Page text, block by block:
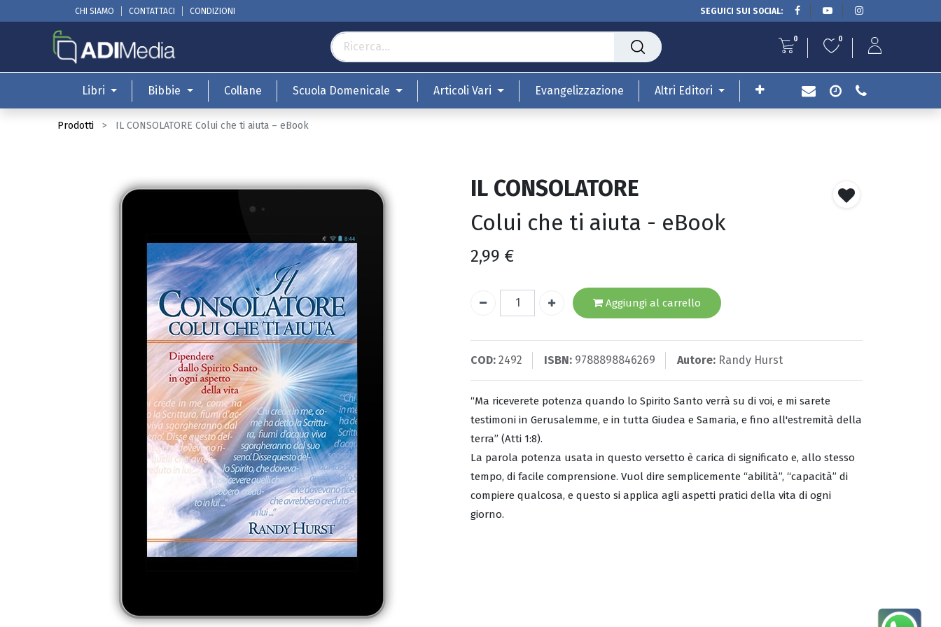
CHI SIAMO CONTATTACI CONDIZIONI SEGUICI SUI SOCIAL:
0 0
Libri Bibbie Collane Scuola Domenicale Articoli Vari Evangelizzazione Altri Editori
Prodotti IL CONSOLATORE Colui che ti aiuta – eBook
IL CONSOLATORE
Colui che ti aiuta - eBook
2,99 €
Aggiungi al carrello
COD: 2492 ISBN: 9788898846269 Autore: Randy Hurst
“Ma riceverete potenza quando lo Spirito Santo verrà su di voi, e mi sarete
testimoni in Gerusalemme, e in tutta Giudea e Samaria, e fino all'estremità della
terra” (Atti 1:8).
La parola potenza usata in questo versetto è carica di significato e, allo stesso
tempo, di facile comprensione. Vuol dire semplicemente “abilità”, “capacità” di
compiere qualcosa, e questo si applica agli aspetti pratici della vita di ogni
giorno.